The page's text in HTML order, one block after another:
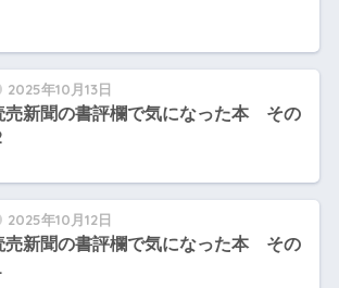
2025年10月13日
売新聞の書評欄で気になった本 その
2025年10月12日
売新聞の書評欄で気になった本 その